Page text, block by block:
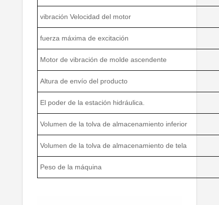
vibración Velocidad del motor
fuerza máxima de excitación
Motor de vibración de molde ascendente
Altura de envío del producto
El poder de la estación hidráulica.
Volumen de la tolva de almacenamiento inferior
Volumen de la tolva de almacenamiento de tela
Peso de la máquina